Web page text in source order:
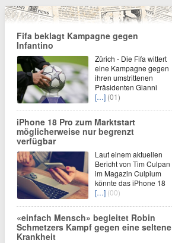
Fifa beklagt Kampagne gegen
Infantino
Zürich - Die Fifa wittert
eine Kampagne gegen
ihren umstrittenen
Präsidenten Gianni
[…] (01)
iPhone 18 Pro zum Marktstart
möglicherweise nur begrenzt
verfügbar
Laut einem aktuellen
Bericht von Tim Culpan
im Magazin Culpium
könnte das iPhone 18
[…] (00)
«einfach Mensch» begleitet Robin
Schmetzers Kampf gegen eine seltene
Krankheit